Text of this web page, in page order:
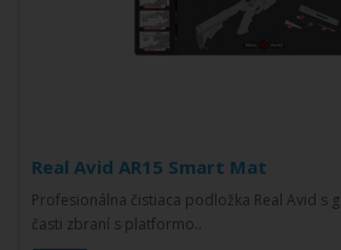
Real Avid AR15 Smart Mat
Profesionálna čistiaca podložka Real Avid s
časti zbraní s platformo..